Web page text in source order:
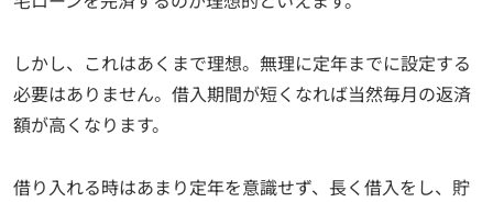
しかし、これはあくまで理想。無理に定年までに設定する
必要はありません。借入期間が短くなれば当然毎月の返済
額が高くなります。
借り入れる時はあまり定年を意識せず、長く借入をし、貯